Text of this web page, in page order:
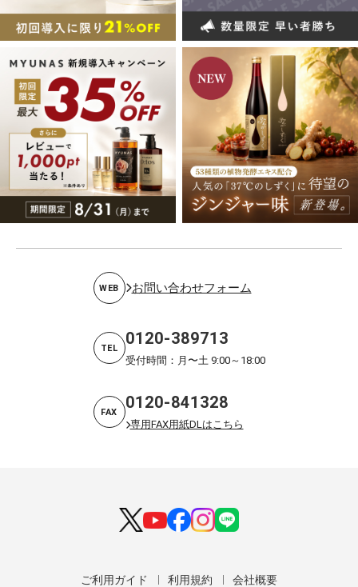
WEB お問い合わせフォーム
TEL 0120-389713
受付時間：月〜土 9:00～18:00
FAX 0120-841328
専用FAX用紙DLはこちら
ご利用ガイド 利用規約 会社概要